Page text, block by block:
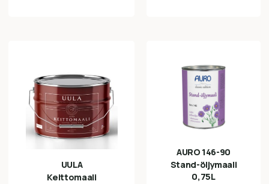
UULA
Keittomaali
AURO 146-90
Stand-öljymaali
0,75L